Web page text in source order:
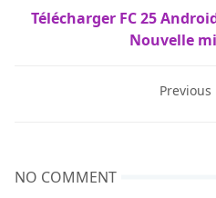
Télécharger FC 25
Nouvelle
Previous
NO COMMENT